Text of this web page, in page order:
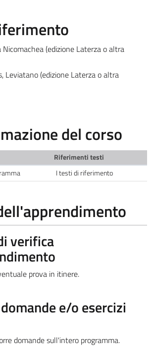
(edizione Laterza o altra
Leviatano (edizione Laterza o altra
del corso
Riferimenti testi
I testi di riferimento
verifica
prova in itinere.
e/o esercizi
domande sull'intero programma.